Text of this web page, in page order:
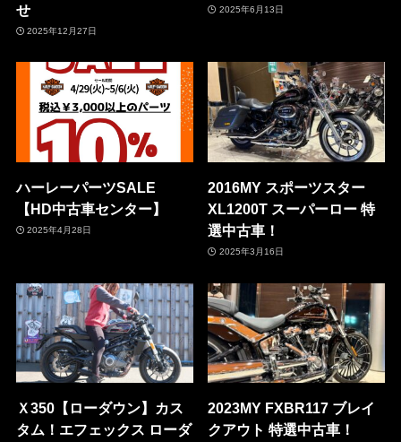
せ
2025年12月27日
2025年6月13日
ハーレーパーツSALE
【HD中古車センター】
2025年4月28日
2016MY スポーツスター
XL1200T スーパーロー 特
選中古車！
2025年3月16日
Ｘ350【ローダウン】カス
タム！エフェックス ローダ
2023MY FXBR117 ブレイ
クアウト 特選中古車！